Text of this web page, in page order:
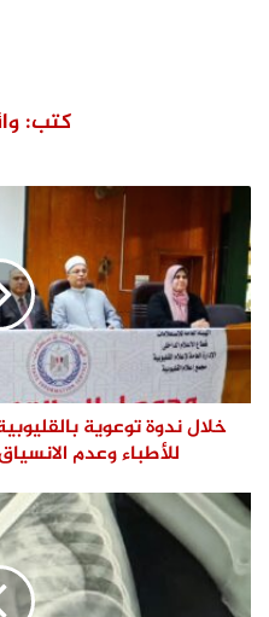
كتب:
خلال ندوة توعوية
للأطباء وعدم